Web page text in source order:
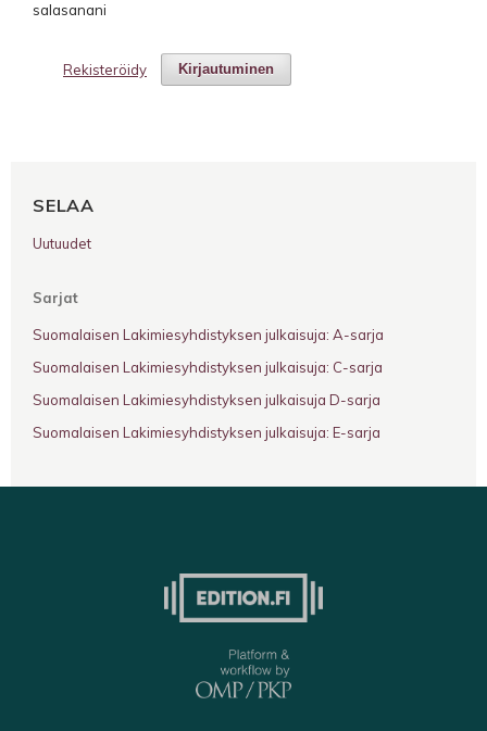
salasanani
Kirjautuminen
Rekisteröidy
SELAA
Uutuudet
Sarjat
Suomalaisen Lakimiesyhdistyksen julkaisuja: A-sarja
Suomalaisen Lakimiesyhdistyksen julkaisuja: C-sarja
Suomalaisen Lakimiesyhdistyksen julkaisuja D-sarja
Suomalaisen Lakimiesyhdistyksen julkaisuja: E-sarja